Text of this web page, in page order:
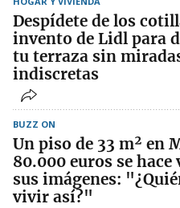
Despídete de los
invento de Lidl para
tu terraza sin
indiscretas
BUZZ ON
Un piso de 33 m² en
80.000 euros se
sus imágenes:
vivir así?"